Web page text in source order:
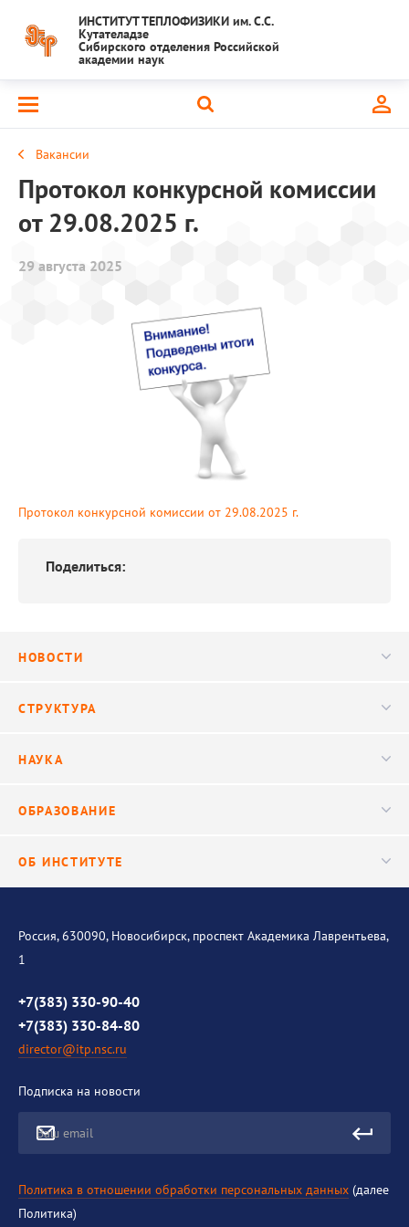
ИНСТИТУТ ТЕПЛОФИЗИКИ им. С.С.
Кутателадзе
Сибирского отделения Российской
академии наук
Вакансии
Протокол конкурсной комиссии
от 29.08.2025 г.
29 августа 2025
Протокол конкурсной комиссии от 29.08.2025 г.
Поделиться:
НОВОСТИ
Видео
СТРУКТУРА
Научные подразделения
НАУКА
Исследования
ОБРАЗОВАНИЕ
ОБ ИНСТИТУТЕ
История института
Контакты
Противодействие коррупции
Россия, 630090, Новосибирск, проспект Академика Лаврентьева,
1
+7(383) 330-90-40
+7(383) 330-84-80
director@itp.nsc.ru
Подписка на новости
Ваш email
Политика в отношении обработки персональных данных (далее
Политика)